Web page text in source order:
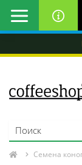
Семена